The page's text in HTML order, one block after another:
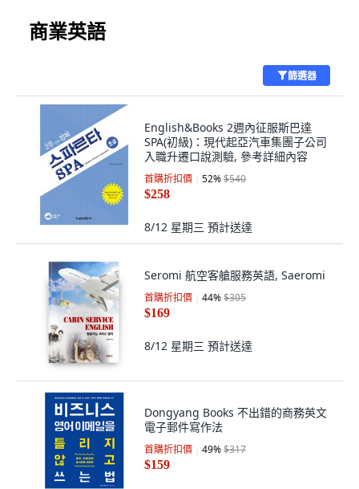
商業英語
篩選器
English&Books 2週內征服斯巴達
SPA(初級)：現代起亞汽車集團子公司
入職升遷口說測驗, 參考詳細內容
首購折扣價 52%$540
$258
8/12 星期三 預計送達
Seromi 航空客艙服務英語, Saeromi
首購折扣價 44%$305
$169
8/12 星期三 預計送達
Dongyang Books 不出錯的商務英文
電子郵件寫作法
首購折扣價 49%$317
$159